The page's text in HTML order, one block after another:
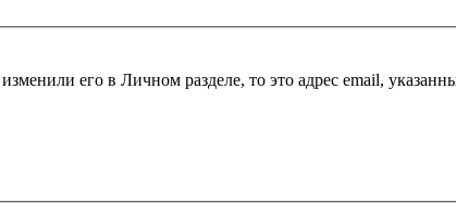
его в Личном разделе, то это адрес email,